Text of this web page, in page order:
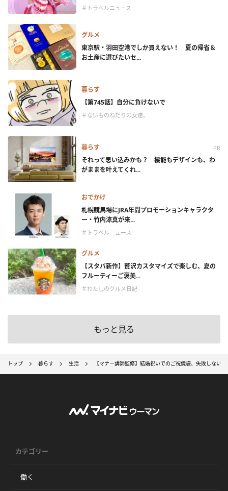
＃トラベルニュース
グルメ
東京駅・羽田空港でしか買えない！ 夏の帰省＆
お土産に選びたいセ...
暮らす
【第745話】自分に負けないで
＃ないものねだりの女達。
暮らす PR
それって思い込みかも？ 機能もデザインも、わ
がままを叶えてくれ...
おでかけ
札幌競馬場にJRA年間プロモーションキャラクタ
ー・竹内涼真が来...
＃トラベルニュース
グルメ
【スタバ新作】贅沢カスタマイズで楽しむ、夏の
フルーティーご褒美...
＃わたしのグルメ日記
もっと見る
トップ 暮らす 生活 【マナー講師監修】結婚祝いでのご祝儀袋、失敗しない
カテゴリー
働く